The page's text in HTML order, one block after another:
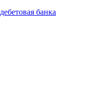
дебетовая банка